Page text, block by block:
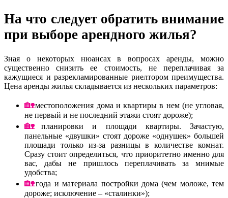
На что следует обратить внимание
при выборе арендного жилья?
Зная о некоторых нюансах в вопросах аренды, можно
существенно снизить ее стоимость, не переплачивая за
кажущиеся и разрекламированные риелтором преимущества.
Цена аренды жилья складывается из нескольких параметров:
местоположения дома и квартиры в нем (не угловая,
не первый и не последний этажи стоят дороже);
планировки и площади квартиры. Зачастую,
панельные «двушки» стоят дороже «однушек» большей
площади только из-за разницы в количестве комнат.
Сразу стоит определиться, что приоритетно именно для
вас, дабы не пришлось переплачивать за мнимые
удобства;
года и материала постройки дома (чем моложе, тем
дороже; исключение – «сталинки»);